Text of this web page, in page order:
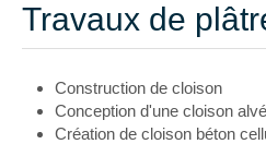
Travaux de
Construction de cloison
Conception d'une cloison
Création de cloison béton